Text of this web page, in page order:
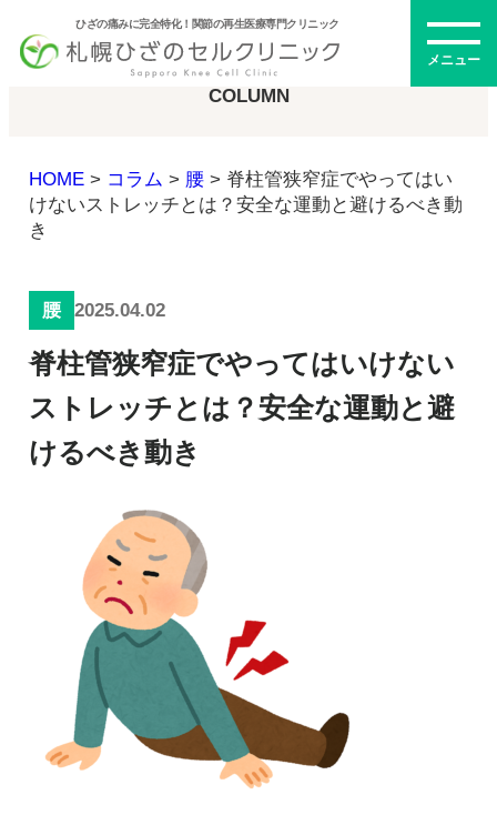
ひざの痛みに完全特化！関節の再生医療専門クリニック
メニュー
初めての方へ
ひざの再生医療とは
幹細胞治療
PRP治療
慢性疼痛
再生医療とは
ドクター紹介
症例
よくある質問
クリニック紹介
コラム
COLUMN
HOME> コラム > 腰> 脊柱管狭窄症でやってはい
けないストレッチとは？安全な運動と避けるべき動
き
腰 2025.04.02
脊柱管狭窄症でやってはいけない
ストレッチとは？安全な運動と避
けるべき動き